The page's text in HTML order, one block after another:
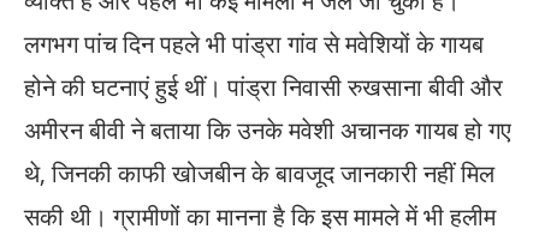
लगभग पांच दिन पहले भी पांड्रा गांव से मवेशियों के गायब
होने की घटनाएं हुई थीं। पांड्रा निवासी रुखसाना बीवी और
अमीरन बीवी ने बताया कि उनके मवेशी अचानक गायब हो गए
थे, जिनकी काफी खोजबीन के बावजूद जानकारी नहीं मिल
सकी थी। ग्रामीणों का मानना है कि इस मामले में भी हलीम